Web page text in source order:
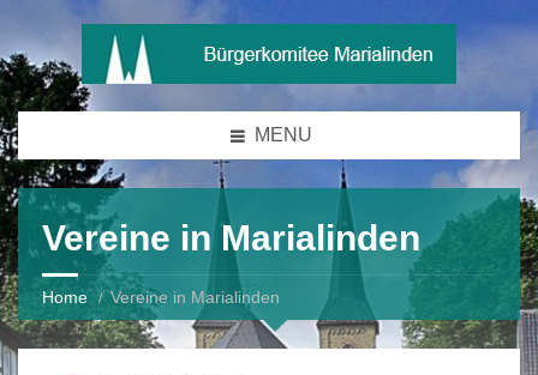
MENU
Vereine in Marialinden
Home Vereine in Marialinden